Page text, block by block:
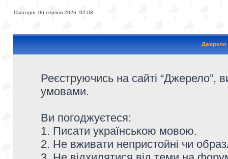
Сьогодні: 06 серпня 2026, 02:08
Джерело
Реєструючись на сайті “Джерело”,
умовами.
Ви погоджуєтеся:
1. Писати українською мовою.
2. Не вживати непристойні чи